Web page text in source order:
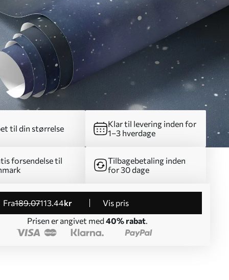
til din størrelse
Klar til levering inden for
1–3 hverdage
forsendelse til
Tilbagebetaling inden
for 30 dage
fra189.07113.44kr
Vis pris
Prisen er angivet med 40% rabat.